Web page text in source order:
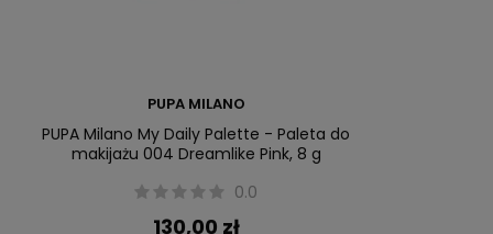
PUPA MILANO
PUPA Milano My Daily Palette - Paleta do
makijażu 004 Dreamlike Pink, 8 g
0.0
130,00 zł